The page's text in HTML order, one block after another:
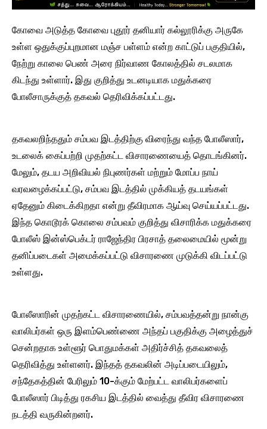
கோவை அடுத்த கோவை புதூர் தனியார் கல்லூரிக்கு அருகே
உள்ள ஒதுக்குப்புறமான மஞ்ச பள்ளம் என்ற காட்டுப் பகுதியில்,
நேற்று காலை பெண் அரை நிர்வாண கோலத்தில் சடலமாக
கிடந்து உள்ளார். இது குறித்து உடனடியாக மதுக்கரை
போலீசாருக்குத் தகவல் தெரிவிக்கப்பட்டது.
தகவலறிந்ததும் சம்பவ இடத்திற்கு விரைந்து வந்த போலீஸார்,
உடலைக் கைப்பற்றி முதற்கட்ட விசாரணையைத் தொடங்கினர்.
மேலும், தடய அறிவியல் நிபுணர்கள் மற்றும் மோப்ப நாய்
வரவழைக்கப்பட்டு, சம்பவ இடத்தில் முக்கியத் தடயங்கள்
ஏதேனும் கிடைக்கிறதா என்று தீவிரமாக ஆய்வு செய்யப்பட்டது.
இந்த கொடூரக் கொலை சம்பவம் குறித்து விசாரிக்க மதுக்கரை
போலீஸ் இன்ஸ்பெக்டர் ராஜேந்திர பிரசாத் தலைமையில் மூன்று
தனிப்படைகள் அமைக்கப்பட்டு விசாரணை முடுக்கி விடப்பட்டு
உள்ளது.
போலீஸாரின் முதற்கட்ட விசாரணையில், சம்பவத்தன்று நான்கு
வாலிபர்கள் ஒரு இளம்பெண்ணை அந்தப் பகுதிக்கு அழைத்துச்
சென்றதாக உள்ளூர் பொதுமக்கள் அதிர்ச்சித் தகவலைத்
தெரிவித்து உள்ளனர். இந்தத் தகவலின் அடிப்படையிலும்,
சந்தேகத்தின் பேரிலும் 10-க்கும் மேற்பட்ட வாலிபர்களைப்
போலீஸார் பிடித்து ரகசிய இடத்தில் வைத்து தீவிர விசாரணை
நடத்தி வருகின்றனர்.